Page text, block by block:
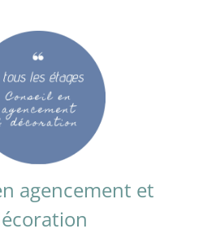
agencement et